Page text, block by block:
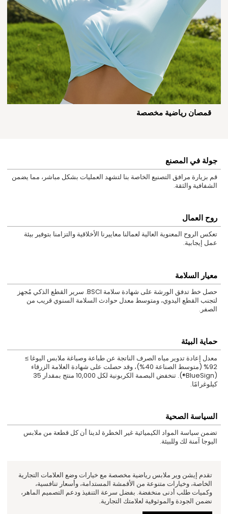
قمصان رياضية مخصصة
جولة في المصنع
قم بزيارة مرافق التصنيع الخاصة بنا لتشهد العمليات بشكل مباشر، مما يضمن
الشفافية والثقة.
روح العمال
تعكس الروح المعنوية العالية لعمالنا معاييرنا الأخلاقية والتزامنا بتوفير بيئة
عمل إيجابية.
معيار السلامة
حصل خط تدفق الورشة على شهادة سلامة BSCI. سرير القطع الذكي مُجهز
لتجنب القطع اليدوي، ومتوسط معدل حوادث السلامة السنوي قريب من
الصفر.
حماية البيئة
معدل إعادة تدوير مياه الصرف الناتجة عن طباعة وصباغة ملابس اليوغا ≥
92% (متوسط الصناعة 40%)، وقد حصلت على شهادة العلامة الزرقاء
(BlueSign®). تنخفض البصمة الكربونية لكل 10,000 منتج بمقدار 35
كيلوغرامًا.
السياسة الصحية
تضمن سياسة المواد الكيميائية غير الخطرة لدينا أن كل قطعة من ملابس
اليوجا آمنة لك وللبيئة.
تقدم إيشن وير ملابس رياضية مخصصة مع خيارات وضع العلامات التجارية
الخاصة، وخيارات متنوعة من الأقمشة المستدامة، وأسعار تنافسية،
وكميات طلب أدنى منخفضة. بفضل سرعة التنفيذ ودعم التصميم الماهر،
نضمن الجودة والموثوقية لعلامتك التجارية.